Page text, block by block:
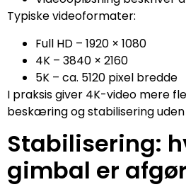
Typiske videoformater:
Full HD – 1920 × 1080
4K – 3840 × 2160
5K – ca. 5120 pixel bredde
I praksis giver 4K-video mere
beskæring og stabilisering
Stabilisering:
gimbal er